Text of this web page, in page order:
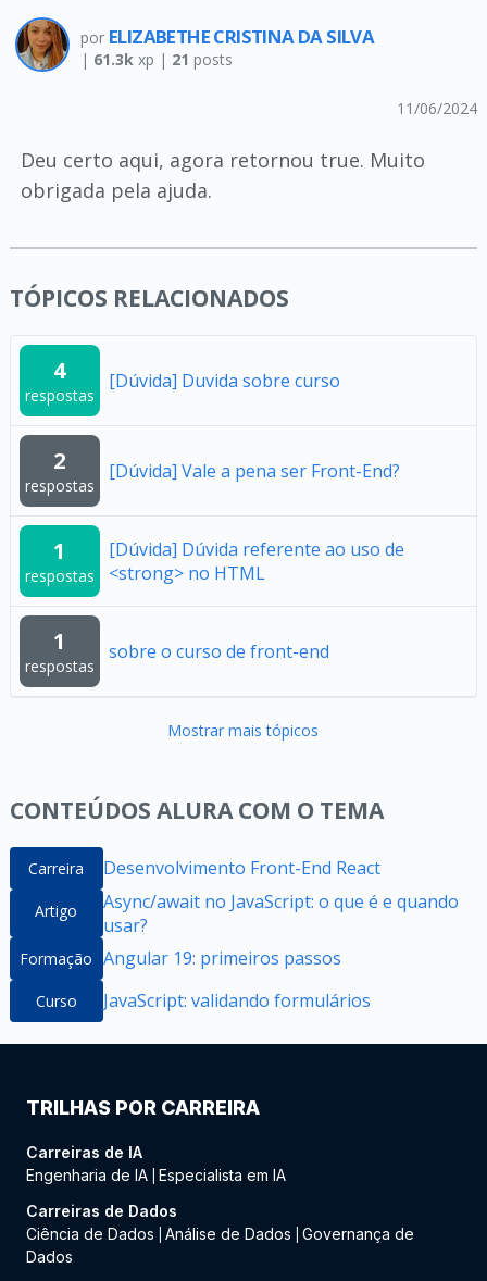
por ELIZABETHE CRISTINA DA SILVA
| 61.3kxp | 21 posts
11/06/2024
Deu certo aqui, agora retornou true. Muito
obrigada pela ajuda.
TÓPICOS RELACIONADOS
4
respostas
[Dúvida] Duvida sobre curso
2
respostas
[Dúvida] Vale a pena ser Front-End?
1
respostas
[Dúvida] Dúvida referente ao uso de
<strong> no HTML
1
respostas
sobre o curso de front-end
Mostrar mais tópicos
CONTEÚDOS ALURA COM O TEMA
Carreira Desenvolvimento Front-End React
Artigo
Async/await no JavaScript: o que é e quando
usar?
Formação Angular 19: primeiros passos
Curso JavaScript: validando formulários
TRILHAS POR CARREIRA
Carreiras de IA
Engenharia de IA Especialista em IA
Carreiras de Dados
Ciência de Dados
Análise de Dados
Governança de
Dados